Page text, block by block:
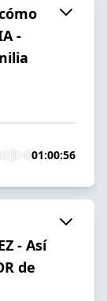
-
01:00:56
- Así
de